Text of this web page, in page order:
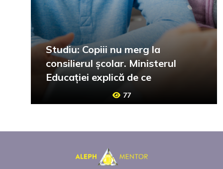
Studiu: Copiii nu merg la
consilierul școlar. Ministerul
Educației explică de ce
77